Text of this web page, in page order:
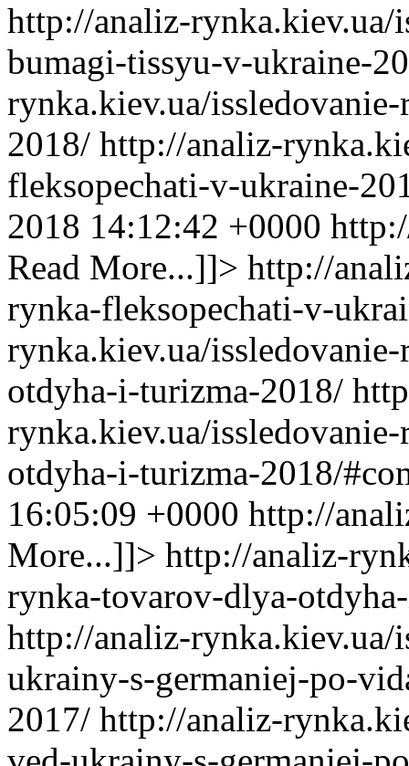
http://analiz-
bumagi-tissyu-v-ukraine-
rynka.kiev.ua/
2018/ http://analiz-
fleksopechati-v-ukraine-
2018 14:12:42 +0000
Read More...]]> http://
rynka-fleksopechati-v-
rynka.kiev.ua/
otdyha-i-turizma-2018/
rynka.kiev.ua/
otdyha-i-turizma-2018/
16:05:09 +0000 http://
More...]]> http://analiz-
rynka-tovarov-dlya-
http://analiz-rynka.kiev.ua/
ukrainy-s-germaniej-po-
2017/ http://analiz-